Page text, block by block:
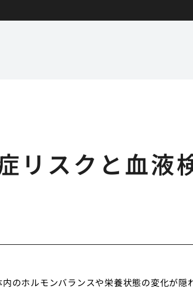
リスクと血液
のホルモンバランスや栄養状態の変化が隠